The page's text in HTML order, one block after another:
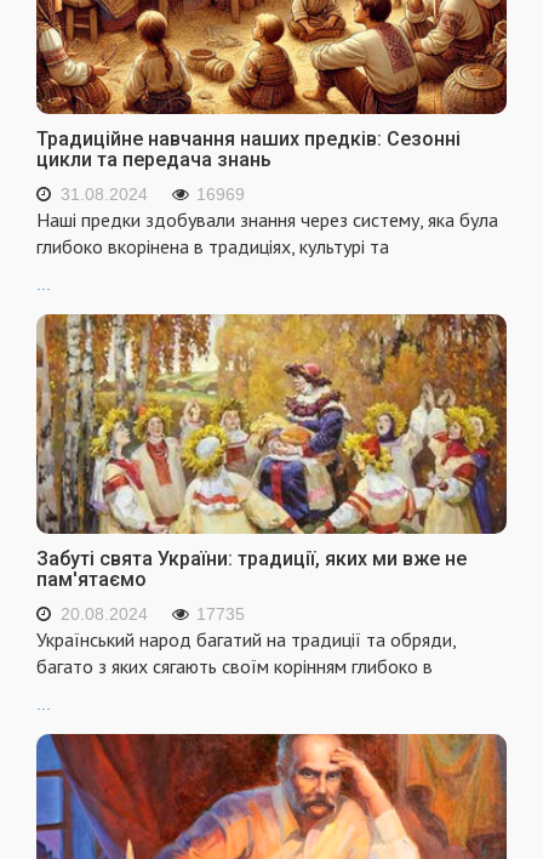
Традиційне навчання наших предків: Сезонні
цикли та передача знань
31.08.2024 16969
Наші предки здобували знання через систему, яка була
глибоко вкорінена в традиціях, культурі та
...
Забуті свята України: традиції, яких ми вже не
пам'ятаємо
20.08.2024 17735
Український народ багатий на традиції та обряди,
багато з яких сягають своїм корінням глибоко в